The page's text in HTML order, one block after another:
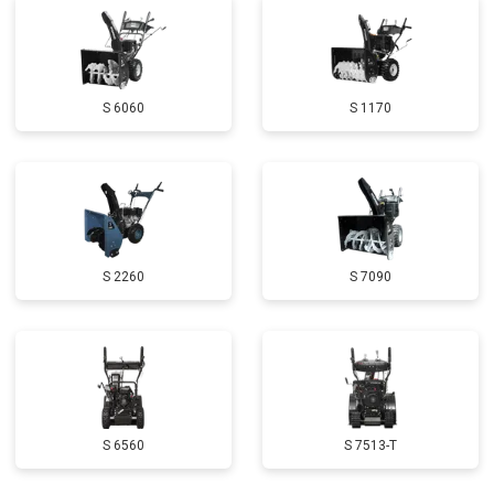
Замена глушителя Заказать
Замена маховика от 3050 ₽ Заказать
Натяжка тросов Заказать
Ремонт электропроводки от 3150 ₽ Заказать
Полное ТО от 4900 ₽
Регулировка зазоров клапанов от 2800 ₽
Замена свечей зажигания от 1820 ₽ Заказать
Демонтаж-монтаж двигателя от 6400 ₽ Заказать
S 6060 S 1170
S 2260 S 7090
S 6560 S 7513-T